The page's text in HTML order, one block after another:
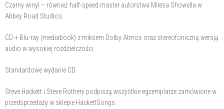
Czarny winyl – również half-speed master autorstwa Milesa Showella w
Abbey Road Studios.
CD + Blu-ray (mediabook) z miksem Dolby Atmos oraz stereofoniczną wersją
audio w wysokiej rozdzielczości.
Standardowe wydanie CD.
Steve Hackett i Steve Rothery podpiszą wszystkie egzemplarze zamówione w
przedsprzedaży w sklepie HackettSongs.